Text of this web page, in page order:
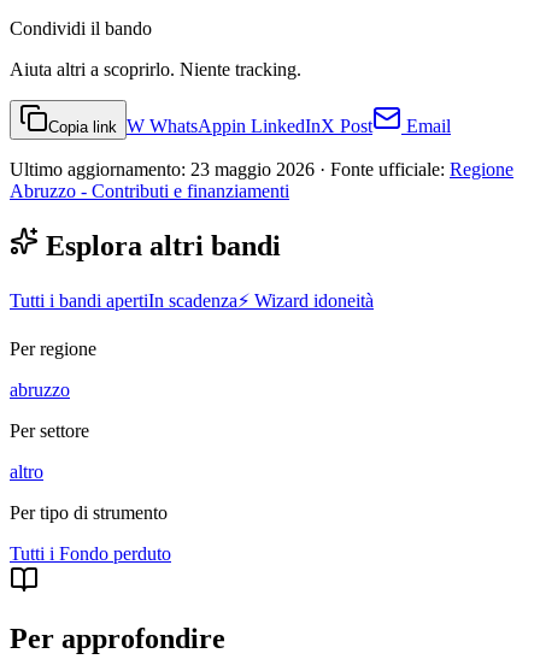
Condividi il bando
Aiuta altri a scoprirlo. Niente tracking.
Copia link W WhatsAppin LinkedInX Post Email
Ultimo aggiornamento: 23 maggio 2026 · Fonte ufficiale: Regione
Abruzzo - Contributi e finanziamenti
Esplora altri bandi
Tutti i bandi apertiIn scadenza⚡ Wizard idoneità
Per regione
abruzzo
Per settore
altro
Per tipo di strumento
Tutti i Fondo perduto
Per approfondire